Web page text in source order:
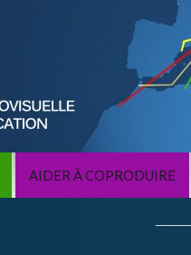
AIDER À COPRODUIRE